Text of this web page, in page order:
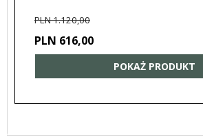
PLN 1.120,00
PLN 616,00
POKAŻ PRODUKT